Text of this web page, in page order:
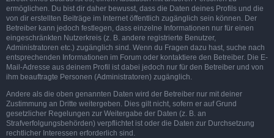
ermöglichen. Du bist dir daher bewusst, dass die Daten deines Profils und die
von dir erstellten Beiträge im Internet öffentlich zugänglich sein können. Der
Betreiber kann jedoch festlegen, dass einzelne Informationen nur für einen
eingeschränkten Nutzerkreis (z. B. andere registrierte Benutzer,
Administratoren etc.) zugänglich sind. Wenn du Fragen dazu hast, suche nach
entsprechenden Informationen im Forum oder kontaktiere den Betreiber. Die E-
Mail-Adresse aus deinem Profil ist dabei jedoch nur für den Betreiber und von
ihm beauftragte Personen (Administratoren) zugänglich.
Andere als die oben genannten Daten wird der Betreiber nur mit deiner
Zustimmung an Dritte weitergeben. Dies gilt nicht, sofern er auf Grund
gesetzlicher Regelungen zur Weitergabe der Daten (z. B. an
Strafverfolgungsbehörden) verpflichtet ist oder die Daten zur Durchsetzung
rechtlicher Interessen erforderlich sind.